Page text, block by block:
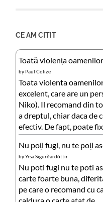
CE AM CITIT
Toată violența oamenilor
by Paul Colize
Toata violenta
excelent, care are un
Niko). Il recomand din
a dreptul, chiar daca de
efectiv. De fapt, poate fix
Nu poți fugi, nu te poți
byYrsa Sigurðardóttir
Nu poti fugi nu te poti
carte foarte buna,
pe care o recomand cu
caldura o carte atat de